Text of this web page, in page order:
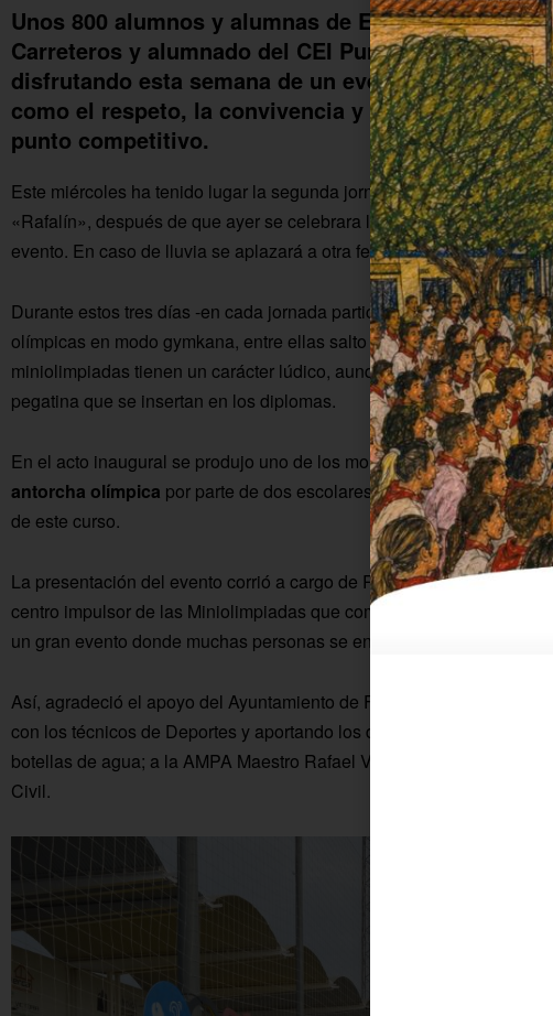
Unos 800 alumnos y alumnas de Educación
Carreteros y alumnado del CEI Purísima
disfrutando esta semana de un evento donde
como el respeto, la convivencia y el
punto competitivo.
Este miércoles ha tenido lugar la segunda jornada de la actividad
«Rafalín», después de que ayer se celebrara la inauguración.
evento. En caso de lluvia se aplazará a otra fecha.
Durante estos tres días -en cada jornada participa un ciclo de
olímpicas en modo gymkana, entre ellas salto de altura, salto de
miniolimpiadas tienen un carácter lúdico, aunque también se
pegatina que se insertan en los diplomas.
En el acto inaugural se produjo uno de los momentos más
antorcha olímpica por parte de dos escolares, la cual ha recorrido
de este curso.
La presentación del evento corrió a cargo de Ricardo Casas, director
centro impulsor de las Miniolimpiadas que comparte la organización
un gran evento donde muchas personas se encargan de que salga
Así, agradeció el apoyo del Ayuntamiento de Fuente Palmera, que
con los técnicos de Deportes y aportando los diplomas. Asimismo a
botellas de agua; a la AMPA Maestro Rafael Valero, con fruta; al
Civil.